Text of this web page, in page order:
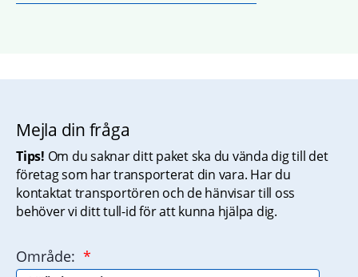
Mejla din fråga
Tips! Om du saknar ditt paket ska du vända dig till det
företag som har transporterat din vara. Har du
kontaktat transportören och de hänvisar till oss
behöver vi ditt tull-id för att kunna hjälpa dig.
Område: *